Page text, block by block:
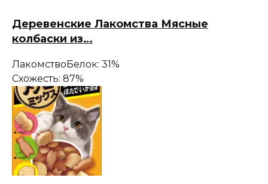
Деревенские Лакомства Мясные
колбаски из…
ЛакомствоБелок: 31%
Схожесть: 87%